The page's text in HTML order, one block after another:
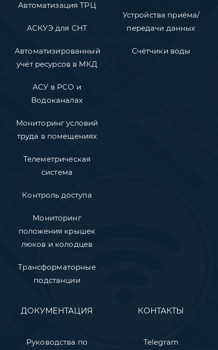
Автоматизация ТРЦ
АСКУЭ для СНТ
Автоматизированный
учёт ресурсов в МКД
АСУ в РСО и
Водоканалах
Мониторинг условий
труда в помещениях
Телеметрическая
система
Контроль доступа
Мониторинг
положения крышек
люков и колодцев
Трансформаторные
подстанции
Устройства приёма/
передачи данных
Счётчики воды
ДОКУМЕНТАЦИЯ
Руководства по
КОНТАКТЫ
Telegram